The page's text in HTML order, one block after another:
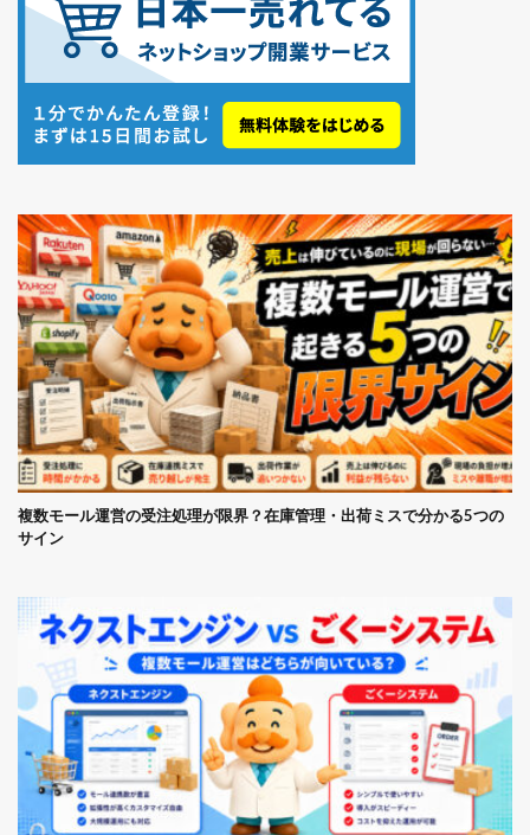
複数モール運営の受注処理が限界？在庫管理・出荷ミスで分かる5つの
サイン